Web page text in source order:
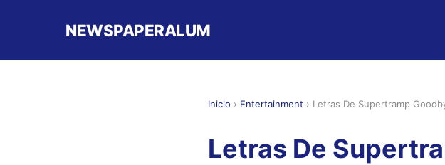
NEWSPAPERALUM
Inicio › Entertainment › Letras De Supertramp
Letras De